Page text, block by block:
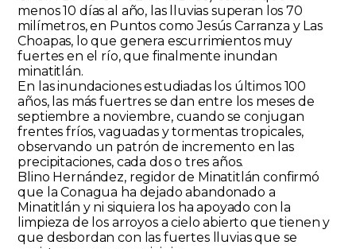
menos 10 días al año, las lluvias superan los 70
milímetros, en Puntos como Jesús Carranza y Las
Choapas, lo que genera escurrimientos muy
fuertes en el río, que finalmente inundan
minatitlán.
En las inundaciones estudiadas los últimos 100
años, las más fuertres se dan entre los meses de
septiembre a noviembre, cuando se conjugan
frentes fríos, vaguadas y tormentas tropicales,
observando un patrón de incremento en las
precipitaciones, cada dos o tres años.
Blino Hernández, regidor de Minatitlán confirmó
que la Conagua ha dejado abandonado a
Minatitlán y ni siquiera los ha apoyado con la
limpieza de los arroyos a cielo abierto que tienen y
que desbordan con las fuertes lluvias que se